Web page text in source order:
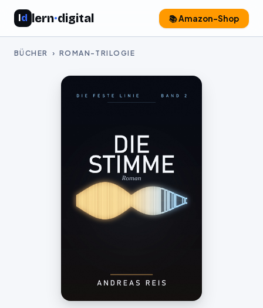
ld lern·digital 📚 Amazon-Shop
BÜCHER › ROMAN-TRILOGIE